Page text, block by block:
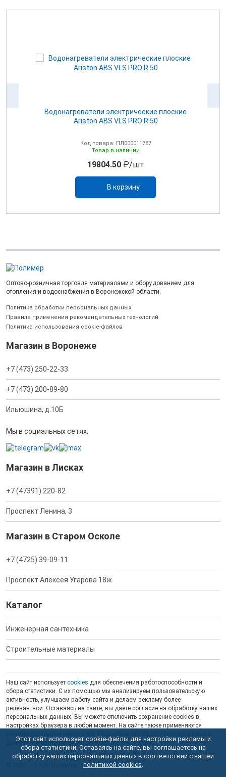
Водонагреватели электрические плоские
Ariston ABS VLS PRO R 50
Код товара: ПЛ000011787
Товар в наличии
19804.50₽/шт
В корзину
Оптово-розничная торговля материалами и оборудованием для
отопления и водоснабжения в Воронежской области.
Политика обработки персональных данных
Правила применения рекомендательных технологий
Политика использования cookie-файлов
Магазин в Воронеже
+7 (473) 250-22-33
+7 (473) 200-89-80
Ильюшина, д.10Б
Мы в социальных сетях:
Магазин в Лисках
+7 (47391) 220-82
Проспект Ленина, 3
Магазин в Старом Осколе
+7 (4725) 39-09-11
Проспект Алексея Угарова 18ж
Каталог
Инженерная сантехника
Строительные материалы
Наш сайт использует cookies для обеспечения работоспособности и
сбора статистики. С их помощью мы анализируем пользовательскую
активность, улучшаем работу сайта и делаем рекламу более
релевантной. Оставаясь на сайте, вы даете согласие на обработку ваших
персональных данных. Вы можете отключить сохранение cookies в
настройках браузера в любой момент. На сайте также применяются
данных — в соответствующейПолитике.
Этот сайт использует cookie-файлы для настройки рекламы и
сбора статистики. Оставаясь на сайте, вы соглашаетесь на
обработку ваших персональных данных в соответствии с нашей
политикой cookies.